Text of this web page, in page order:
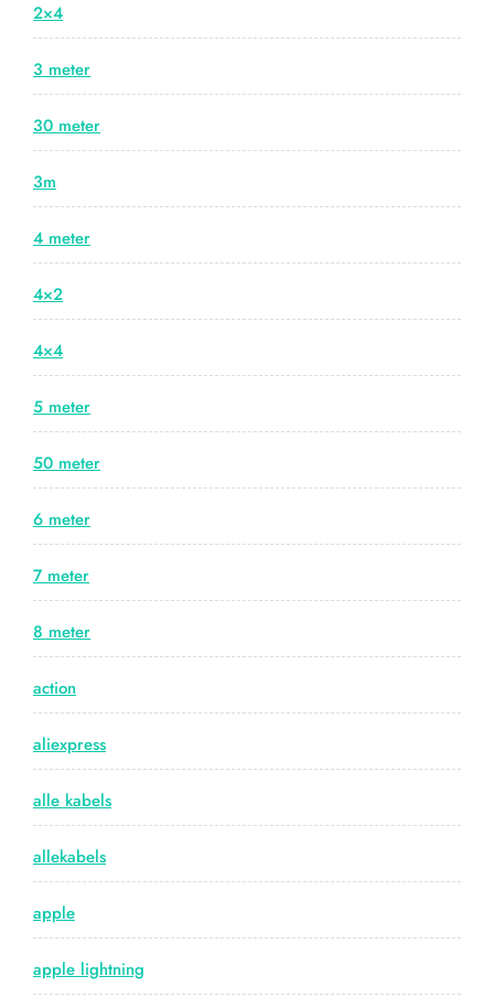
2×4
3 meter
30 meter
3m
4 meter
4×2
4×4
5 meter
50 meter
6 meter
7 meter
8 meter
action
aliexpress
alle kabels
allekabels
apple
apple lightning